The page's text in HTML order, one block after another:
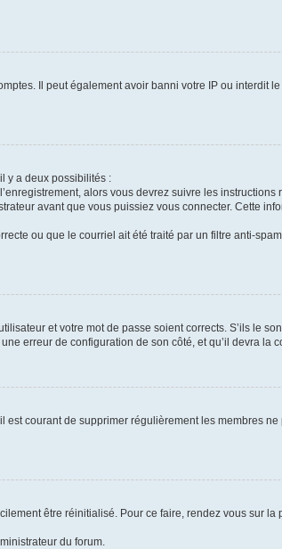
Il peut également avoir banni votre IP ou interdit
y a deux possibilités :
alors vous devrez suivre les
avant que vous puissiez vous connecter. Cette
ou que le courriel ait été traité par un filtre anti-
et votre mot de passe soient corrects. S’ils le
erreur de configuration de son côté, et qu’il devra la
est courant de supprimer régulièrement les membres
être réinitialisé. Pour ce faire, rendez vous sur
du forum.